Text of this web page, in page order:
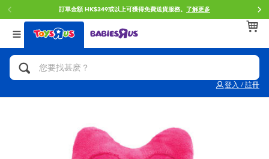
訂單金額 HK$349或以上可獲得免費送貨服務。 了解更多
登入 / 註冊
返回
分類目錄
人氣英雄,角色扮演,射擊玩具
拼砌組合及樂高LEGO
返回
品牌
Brunch Brother 早午餐兄弟
Spider-Man蜘蛛俠
返回
年齢
0~2歳